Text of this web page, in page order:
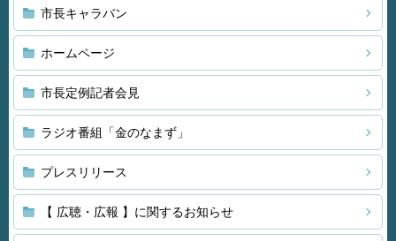
市長キャラバン
ホームページ
市長定例記者会見
ラジオ番組「金のなまず」
プレスリリース
【 広聴・広報 】に関するお知らせ